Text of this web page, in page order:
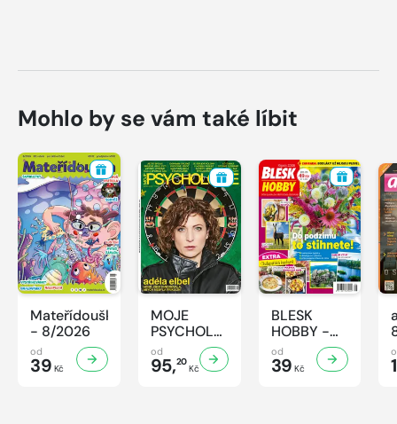
Mohlo by se vám také líbit
Mateřídouška
- 8/2026
od
39 Kč
MOJE
PSYCHOLOGIE
- 8/2026
od
95,20
Kč
BLESK
HOBBY -
8/2026
od
39 Kč